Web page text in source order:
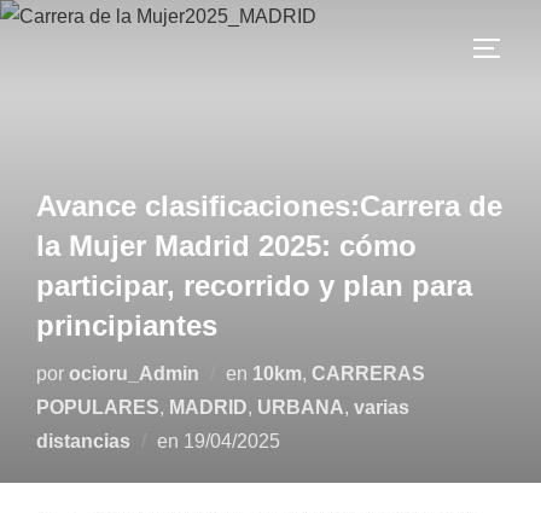
Avance clasificaciones:Carrera de
la Mujer Madrid 2025: cómo
participar, recorrido y plan para
principiantes
por ocioru_Admin en 10km, CARRERAS
POPULARES, MADRID, URBANA, varias
distancias
en 19/04/2025